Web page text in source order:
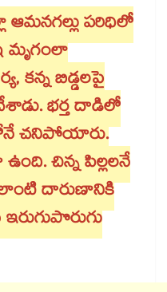
ఆమనగల్లు పరిధిలో
మృగంలా
కన్న బిడ్డలపై
భర్త దాడిలో
చనిపోయారు.
చిన్న పిల్లలనే
దారుణానికి